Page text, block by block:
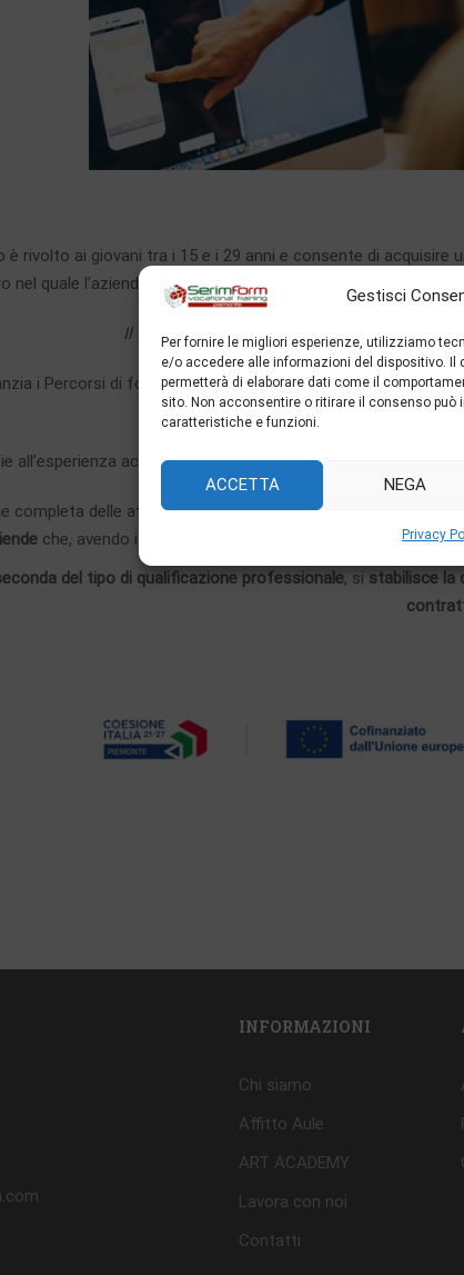
Gestisci
Per fornire le migliori esperienze, utilizziamo
e/o accedere alle informazioni del dispositivo.
permetterà di elaborare dati come il
sito. Non acconsentire o ritirare il consenso
caratteristiche e funzioni.
ACCETTA NEGA
Privacy
rivolto ai giovani tra i 15 e i 29 anni e consente di
nel quale l’azienda si impegna ad addestrare
Il datore di lavoro, quindi, deve garantire
i Percorsi di formazione per Apprendisti assunti con
tutte le Aziende con sede legale o sede
all’esperienza acquisita negli anni in questo settore, offre
completa delle attività formative,finanziate da Regione
che, avendo i necessari requisiti, vogliono svolgere al
del tipo di qualificazione professionale, si stabilisce la
INFORMAZIONI
Chi siamo
Affitto Aule
ART ACADEMY
Lavora con noi
Contatti